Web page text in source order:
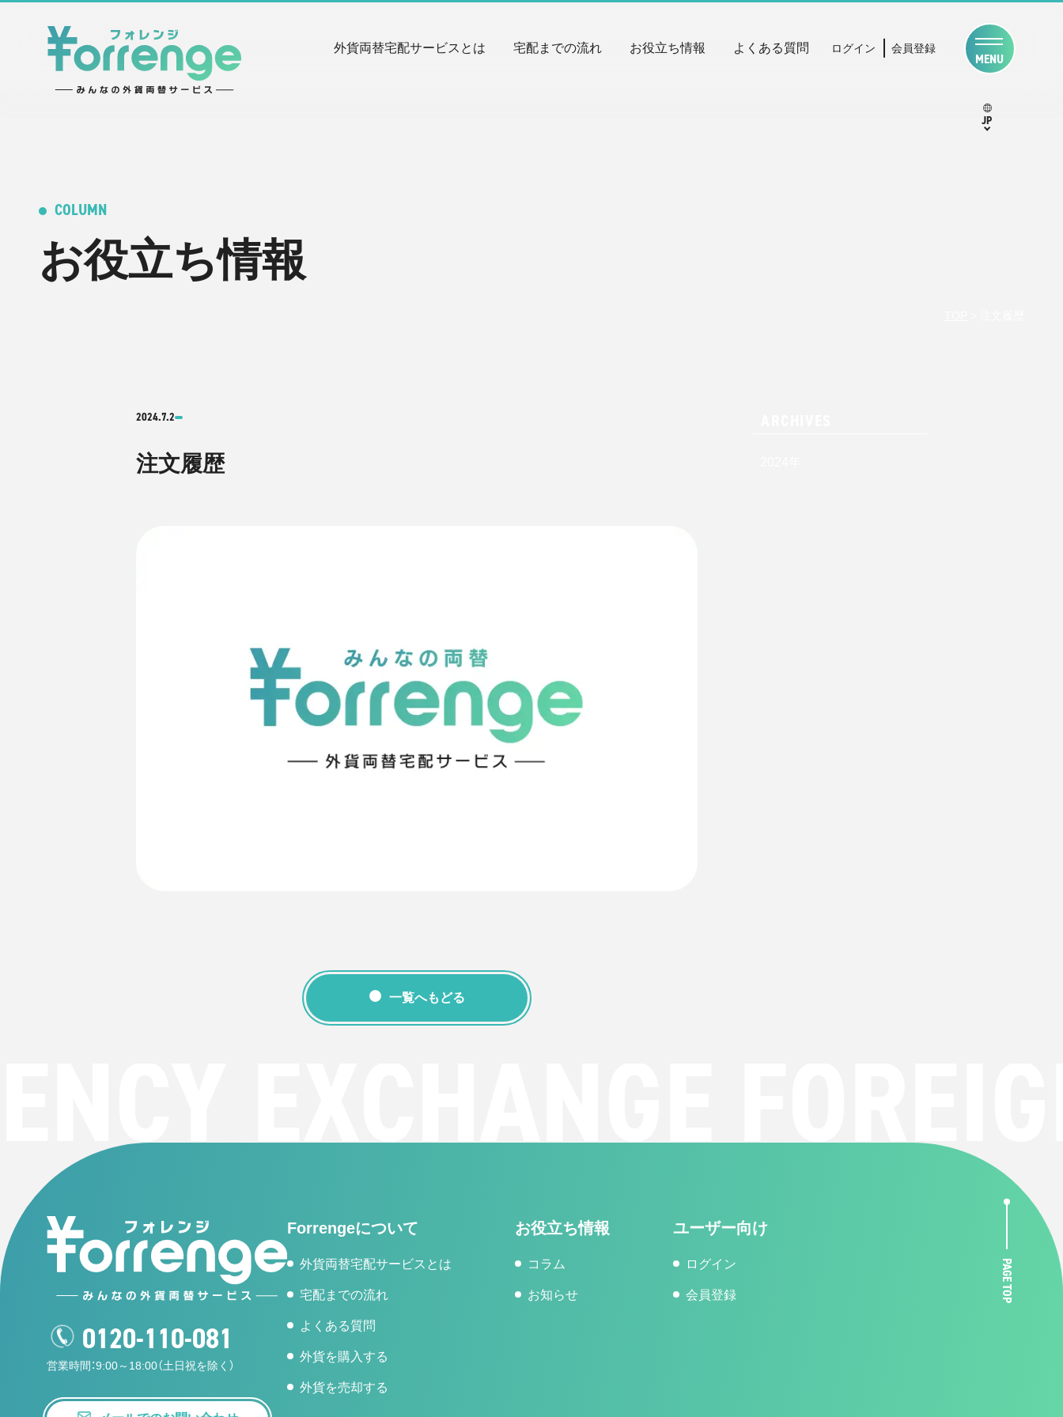
外貨両替宅配サービスとは 宅配までの流れ お役立ち情報 よくある質問 ログイン 会員登録
MENU
JP
COLUMN
お役立ち情報
2024.7.2
注文履歴
一覧へもどる
EXCHANGE
0120-110-081
営業時間：9:00～18:00（土日祝を除く）
Forrengeについて
外貨両替宅配サービスとは
宅配までの流れ
よくある質問
外貨を購入する
外貨を売却する
お役立ち情報
コラム
お知らせ
ユーザー向け
ログイン
会員登録 PAGE TOP